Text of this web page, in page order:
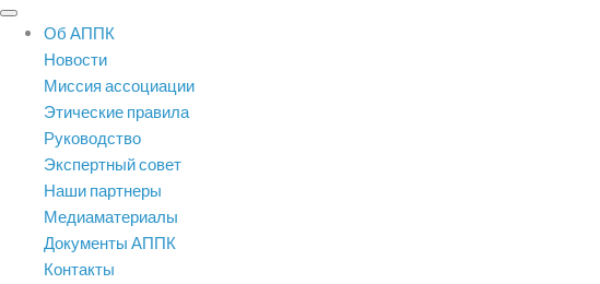
Об АППК
Новости
Миссия ассоциации
Этические правила
Руководство
Экспертный совет
Наши партнеры
Медиаматериалы
Документы АППК
Контакты